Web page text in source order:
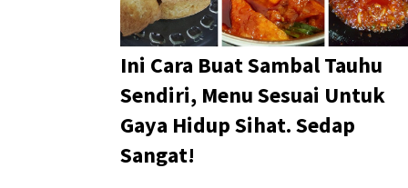
Ini Cara Buat Sambal Tauhu
Sendiri, Menu Sesuai Untuk
Gaya Hidup Sihat. Sedap
Sangat!